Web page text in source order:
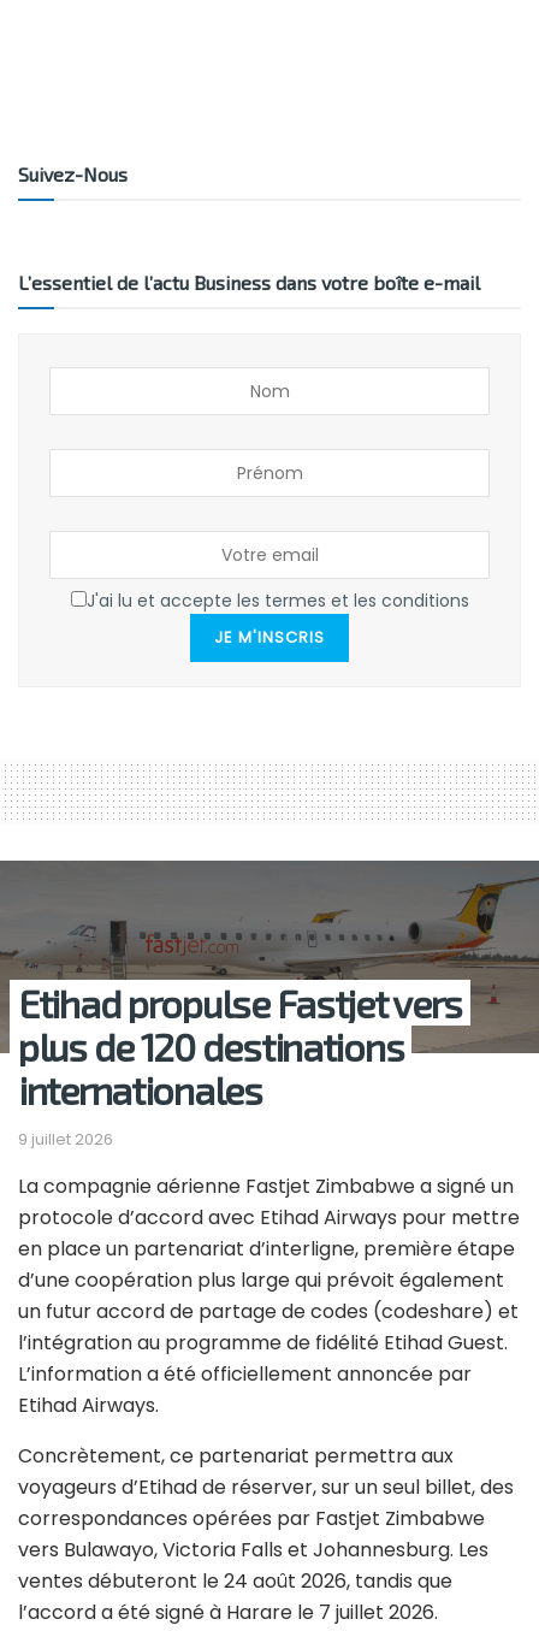
Suivez-Nous
L’essentiel de l’actu Business dans votre boîte e-mail
J'ai lu et accepte les termes et les conditions
JE M'INSCRIS
Etihad propulse Fastjet vers
plus de 120 destinations
internationales
9 juillet 2026
La compagnie aérienne Fastjet Zimbabwe a signé un
protocole d’accord avec Etihad Airways pour mettre
en place un partenariat d’interligne, première étape
d’une coopération plus large qui prévoit également
un futur accord de partage de codes (codeshare) et
l’intégration au programme de fidélité Etihad Guest.
L’information a été officiellement annoncée par
Etihad Airways.
Concrètement, ce partenariat permettra aux
voyageurs d’Etihad de réserver, sur un seul billet, des
correspondances opérées par Fastjet Zimbabwe
vers Bulawayo, Victoria Falls et Johannesburg. Les
ventes débuteront le 24 août 2026, tandis que
l’accord a été signé à Harare le 7 juillet 2026.